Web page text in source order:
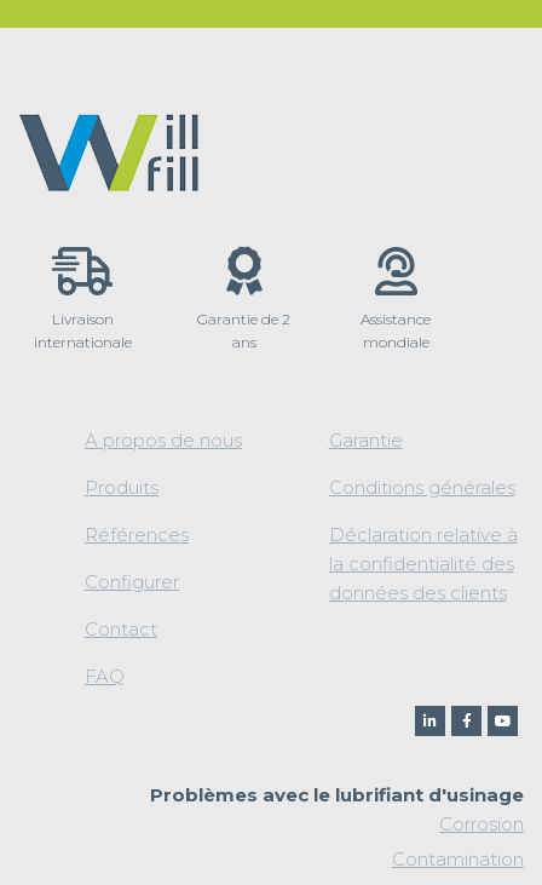
Livraison
internationale
Garantie de 2
ans
Assistance
mondiale
A propos de nous
Produits
Références
Configurer
Contact
FAQ
Garantie
Conditions générales
Déclaration relative à
la confidentialité des
données des clients
Problèmes avec le lubrifiant d'usinage
Corrosion
Contamination